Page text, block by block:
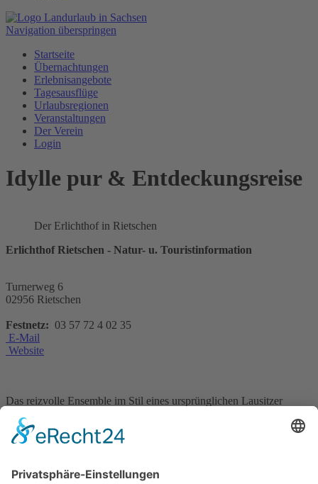
Navigation überspringen
Startseite
Übernachtungen
Erlebnisangebote
Tagesausflüge
Urlaubsregionen
Veranstaltungen
Der Verein
Login
Idylle pur & Entdeckungsreise
Der Erlichthof in Rietschen
Erlichthof Rietschen - Natur- u. Touristinformation
Turnerweg 6
02956 Rietschen
Festnetz: 03 57 72 4 02 35
E-Mail
Website
Das reizvolle Ensemble im Stil eines ursprünglichen Lausitzer
Schrotholzhäuser für
Besucher – mit traditionellem Handwerk, Handel und Gastronomie,
Lausitzer Heide- und Teichlandschaft. Regionale Feste und Märkte,